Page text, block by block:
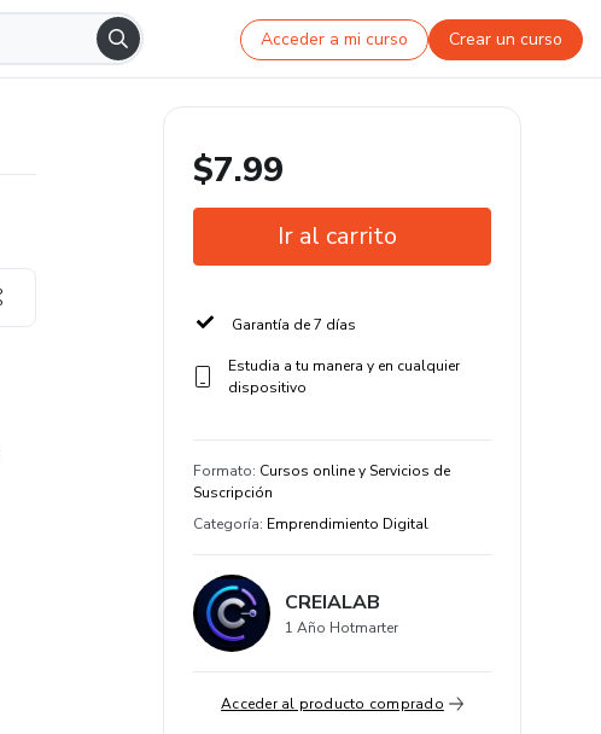
Acceder a mi curso Crear un curso
$7.99
Ir al carrito
Garantía de 7 días
Estudia a tu manera y en cualquier
dispositivo
Formato: Cursos online y Servicios de
Suscripción
Categoría: Emprendimiento Digital
CREIALAB
1 Año Hotmarter
Acceder al producto comprado